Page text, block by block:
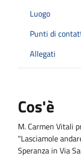
Luogo
Punti di
Allegati
Cos'è
M. Carmen Vitali
"Lasciamole
Speranza in Via